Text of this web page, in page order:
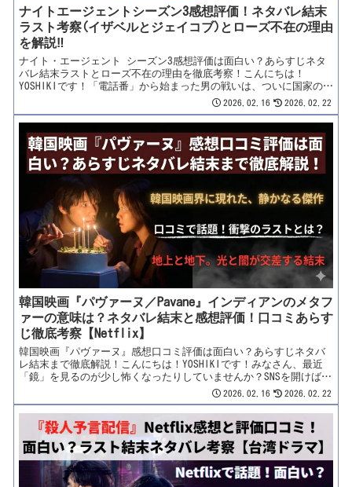
ナイトエージェントシーズン3感想評価！ネタバレ結末
ラスト考察(イザベルとジェイコブ)とローズ不在の理由
を解説‼
ナイト・エージェント シーズン3感想評価は面白い？あらすじネタ
バレ結末ラストとローズ不在の理由を徹底考察！こんにちは！
YOSHIKIです！「電話番」から始まった男の戦いは、ついに国家の枠
を超え、世界規模の闇へと突入します。あの大ヒットシリーズが、
て世界一斉配信……『ナイト・エージェント シーズン3』（原題：
The Night Agent Season 3）です！シーズン1の視聴時間は歴代ト
ップクラス。シーズン2の熱も冷めやらぬうちに、まさかのシーズン
3が到着！Netflixが「絶対に当たる」と確信して送り出す、今最も
アツい政治サスペンスです。配信直前ですが、すでにSNSでは期待の
感想や先行評価が飛び交っていますね！「え、ローズは？ 今回は出
ないの？」「ローズ不在の本当の理由は？」「予告編の『悪魔と取
引した』ってどういう意味？」ファンの間で飛び交う憶測と、衝撃
のラストに向けた緻密な伏線。ピーター・サザーランドは英雄のま
まなのか、それとも……？最速の考察に繋がる「ヤバい予兆」を、
YOSHIKIが徹底予習します！【この...
2026.02.16 2026.02.22
韓国映画『パヴァーヌ／Pavane』インディアンのメタフ
ァーの意味は？ネタバレ結末と感想評価！口コミあらす
じ徹底考察【Netflix】
韓国映画『パヴァーヌ』感想口コミ評価は面白い？あらすじネタバ
レ結末まで徹底解説！こんにちは！YOSHIKIです！みなさん、最近
「鏡」を見るのが少し怖くなったりしていませんか？SNSを開けば、
完璧な容姿、煌びやかな生活、誰かの「成功」ばかりが流れてくる
毎日。そんな眩しすぎる世界の中で、ふと「自分には何もないんじ
ゃないか」と、心のスイッチを切りたくなる瞬間。本日紹介するの
は、そんな現代社会の片隅で、静かに、でも確実に呼吸をしている
「僕たち」の物語。2026年2月20日、Netflixが全世界に贈る最新の
韓国映画……『パヴァーヌ』（原題：파반느）です！派手なアクシ
ョンも、血みどろの復讐劇もありません。ここにあるのは、百貨店
の「地下」という太陽の届かない場所で、傷ついた若者たちが不器
2026.02.16 2026.02.22